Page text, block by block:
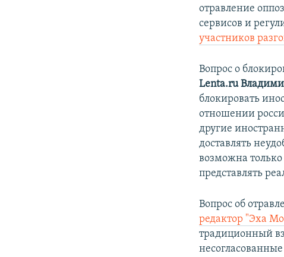
отравление
сервисов и
участников
Вопрос о
Lenta.ru
блокировать
отношении
другие
доставлять
возможна
представлять
Вопрос об
редактор "Эха
традиционный